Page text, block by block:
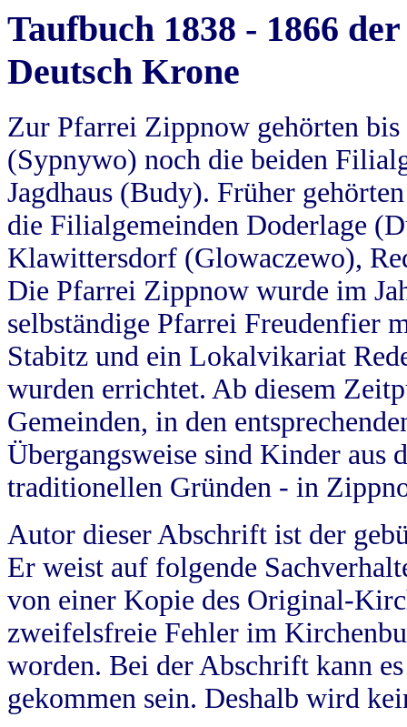
Taufbuch 1838 - 1866
Deutsch Krone
Zur Pfarrei Zippnow gehörten
(Sypnywo) noch die beiden
Jagdhaus (Budy). Früher
die Filialgemeinden Doderlage
Klawittersdorf (Glowaczewo),
Die Pfarrei Zippnow wurde im
selbständige Pfarrei Freudenfier
Stabitz und ein Lokalvikariat
wurden errichtet. Ab diesem
Gemeinden, in den
Übergangsweise sind Kinder aus
traditionellen Gründen - in
Autor dieser Abschrift ist der
Er weist auf folgende
von einer Kopie des Original-
zweifelsfreie Fehler im
worden. Bei der Abschrift kann
gekommen sein. Deshalb wird